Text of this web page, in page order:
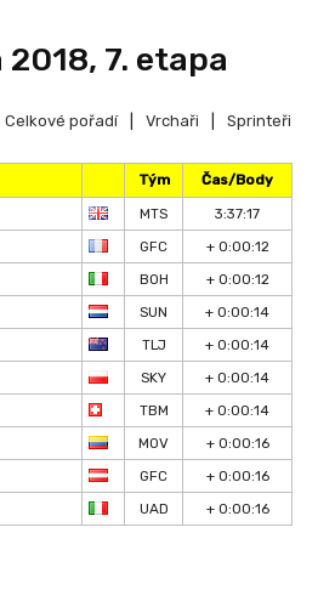
2018, 7. etapa
Celkové pořadí Vrchaři
Sprinteři
Tým
Čas/Body
MTS
3:37:17
GFC
+ 0:00:12
BOH
+ 0:00:12
SUN
+ 0:00:14
TLJ
+ 0:00:14
SKY
+ 0:00:14
TBM
+ 0:00:14
MOV
+ 0:00:16
GFC
+ 0:00:16
UAD + 0:00:16